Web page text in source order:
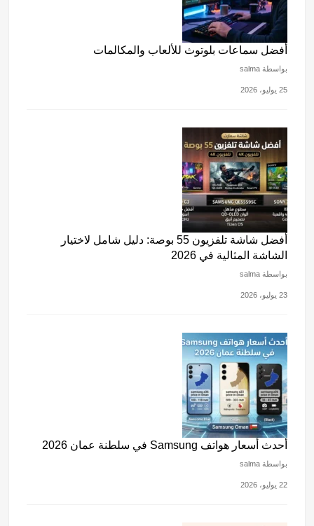
أفضل سماعات بلوتوث للألعاب والمكالمات
بواسطة salma
25 يوليو، 2026
أفضل شاشة تلفزيون 55 بوصة: دليل شامل لاختيار
الشاشة المثالية في 2026
بواسطة salma
23 يوليو، 2026
أحدث أسعار هواتف Samsung في سلطنة عمان 2026
بواسطة salma
22 يوليو، 2026